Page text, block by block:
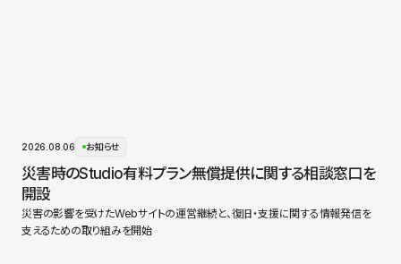
2026.08.06 お知らせ
災害時のStudio有料プラン無償提供に関する相談窓口を
開設
災害の影響を受けたWebサイトの運営継続と、復旧・支援に関する情報発信を
支えるための取り組みを開始